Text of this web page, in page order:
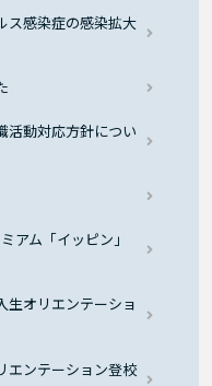
ス感染症の感染拡大
活動対応方針につい
アム「イッピン」
生オリエンテーショ
エンテーション登校